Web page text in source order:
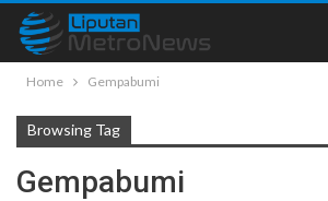
Home Gempabumi
Browsing Tag
Gempabumi